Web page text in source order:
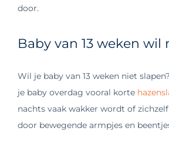
door.
Baby van 13 weken wil
Wil je baby van 13 weken niet
je baby overdag vooral korte
nachts vaak wakker wordt of
door bewegende armpjes en